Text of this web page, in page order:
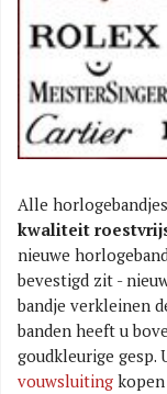
Alle
kwaliteit
nieuwe
bevestigd zit -
bandje verkleinen
banden heeft u
goudkleurige gesp.
vouwsluiting